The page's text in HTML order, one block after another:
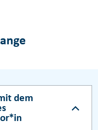
dem